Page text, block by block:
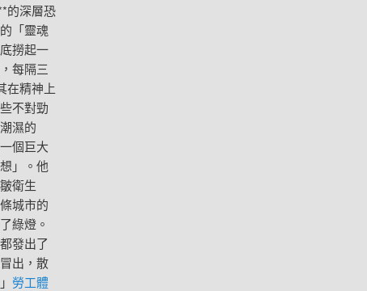
的深層恐
「靈魂
撈起一
每隔三
在精神上
不對勁
濕的
個巨大
」。他
衛生
城市的
綠燈。
發出了
出，散
勞工體